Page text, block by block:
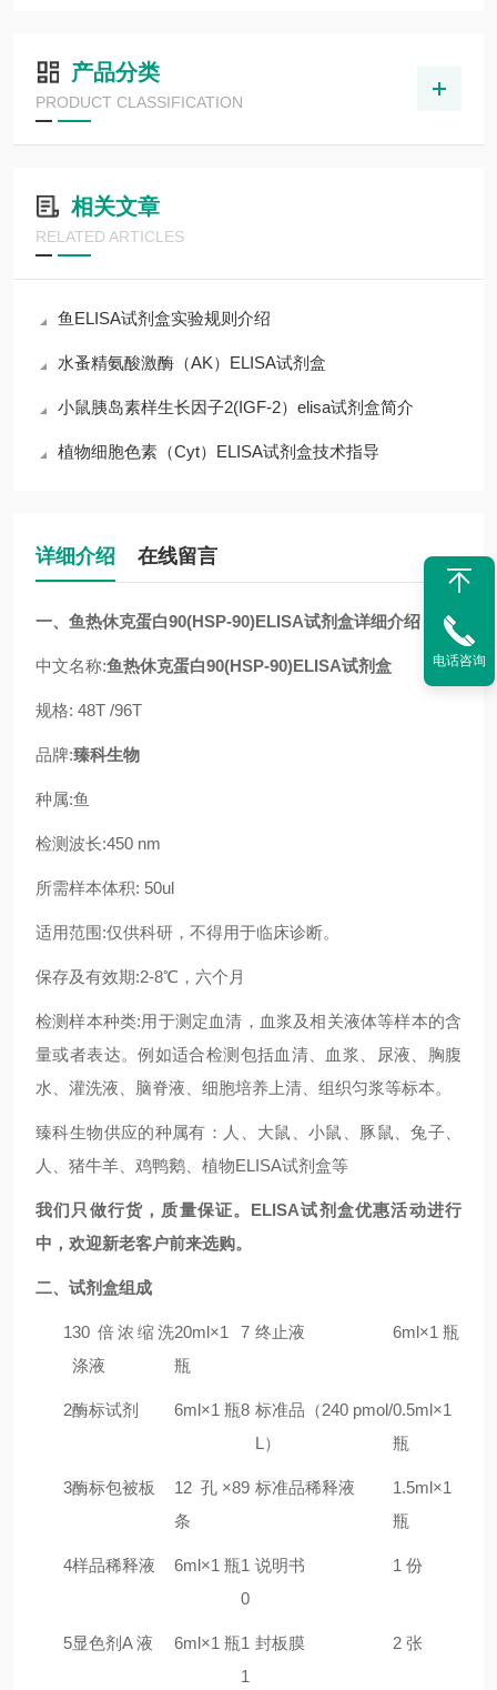
产品分类
PRODUCT CLASSIFICATION
相关文章
RELATED ARTICLES
鱼ELISA试剂盒实验规则介绍
水蚤精氨酸激酶（AK）ELISA试剂盒
小鼠胰岛素样生长因子2(IGF-2）elisa试剂盒简介
植物细胞色素（Cyt）ELISA试剂盒技术指导
详细介绍 在线留言
一、 鱼热休克蛋白90(HSP-90)ELISA试剂盒详细介绍
中文名称:鱼热休克蛋白90(HSP-90)ELISA试剂盒
规格: 48T /96T
品牌:臻科生物
种属:鱼
检测波长:450 nm
所需样本体积: 50ul
适用范围:仅供科研，不得用于临床诊断。
保存及有效期:2-8℃，六个月
检测样本种类:用于测定血清，血浆及相关液体等样本的含
量或者表达。例如适合检测包括血清、血浆、尿液、胸腹
水、灌洗液、脑脊液、细胞培养上清、组织匀浆等标本。
臻科生物供应的种属有：人、大鼠、小鼠、豚鼠、兔子、
人、猪牛羊、鸡鸭鹅、植物ELISA试剂盒等
我们只做行货，质量保证。ELISA试剂盒优惠活动进行
中，欢迎新老客户前来选购。
二、试剂盒组成
130 倍浓缩洗
涤液
20ml×1
瓶
7 终止液 6ml×1 瓶
2酶标试剂 6ml×1 瓶8 标准品（240 pmol/
L）
0.5ml×1
瓶
3酶标包被板
12 孔×8
条
9 标准品稀释液
1.5ml×1
瓶
4样品稀释液 6ml×1 瓶1
0
说明书 1 份
5显色剂A 液 6ml×1 瓶1
1
封板膜 2 张
电话咨询